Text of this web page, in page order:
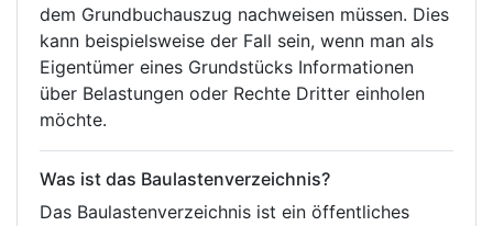
dem Grundbuchauszug nachweisen müssen. Dies
kann beispielsweise der Fall sein, wenn man als
Eigentümer eines Grundstücks Informationen
über Belastungen oder Rechte Dritter einholen
möchte.
Was ist das Baulastenverzeichnis?
Das Baulastenverzeichnis ist ein öffentliches